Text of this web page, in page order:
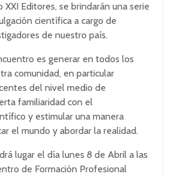
XXI Editores, se brindarán una serie
científica a cargo de
de nuestro país.
es generar en todos los
comunidad, en particular
del nivel medio de
familiaridad con el
y estimular una manera
el mundo y abordar la realidad.
lugar el día lunes 8 de Abril a las
de Formación Profesional